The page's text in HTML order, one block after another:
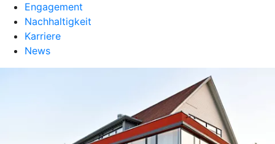
Engagement
Nachhaltigkeit
Karriere
News